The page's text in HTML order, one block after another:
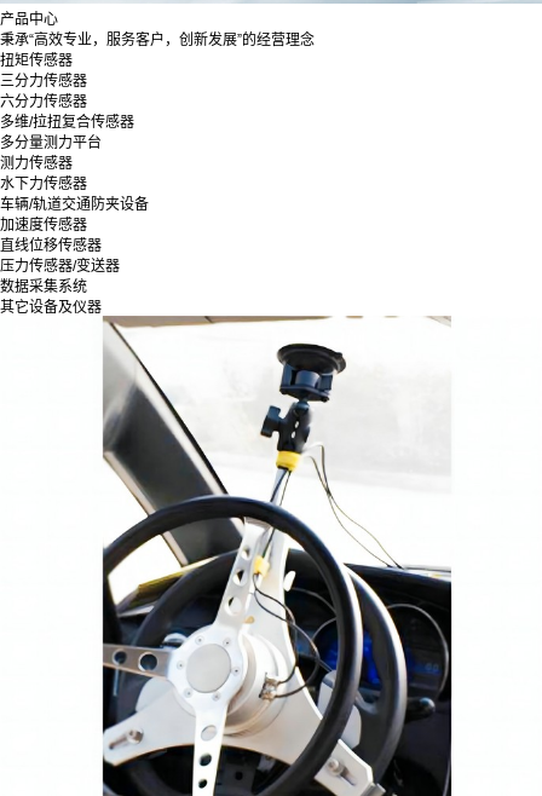
产品中心
秉承“高效专业，服务客户，创新发展”的经营理念
扭矩传感器
三分力传感器
六分力传感器
多维/拉扭复合传感器
多分量测力平台
测力传感器
水下力传感器
车辆/轨道交通防夹设备
加速度传感器
直线位移传感器
压力传感器/变送器
数据采集系统
其它设备及仪器